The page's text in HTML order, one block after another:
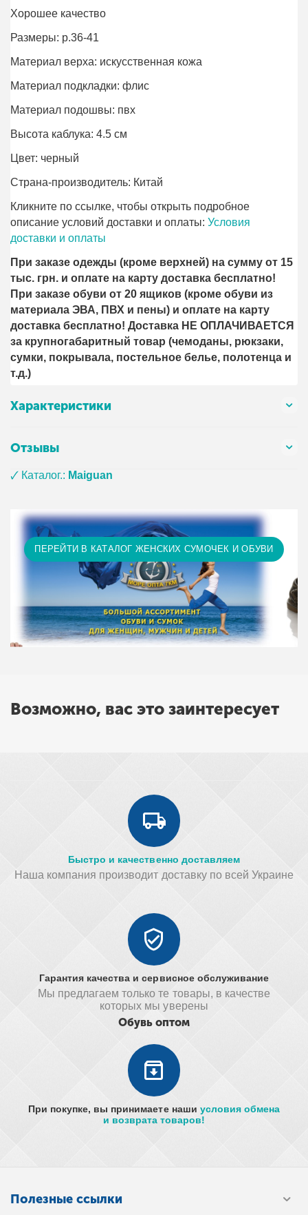
Хорошее качество
Размеры: р.36-41
Материал верха: искусственная кожа
Материал подкладки: флис
Материал подошвы: пвх
Высота каблука: 4.5 см
Цвет: черный
Страна-производитель: Китай
Кликните по ссылке, чтобы открыть подробное
описание условий доставки и оплаты:Условия
доставки и оплаты
При заказе одежды (кроме верхней) на сумму от 15
тыс. грн. и оплате на карту доставка бесплатно!
При заказе обуви от 20 ящиков (кроме обуви из
материала ЭВА, ПВХ и пены) и оплате на карту
доставка бесплатно! Доставка НЕ ОПЛАЧИВАЕТСЯ
за крупногабаритный товар (чемоданы, рюкзаки,
сумки, покрывала, постельное белье, полотенца и
т.д.)
Характеристики
Отзывы
🗸 Каталог.: Maiguan
ПЕРЕЙТИ В КАТАЛОГ ЖЕНСКИХ СУМОЧЕК И ОБУВИ
Возможно, вас это заинтересует
Быстро и качественно доставляем
Наша компания производит доставку по всей Украине
Гарантия качества и сервисное обслуживание
Мы предлагаем только те товары, в качестве
которых мы уверены
Обувь оптом
При покупке, вы принимаете наши условия обмена
и возврата товаров!
Полезные ссылки